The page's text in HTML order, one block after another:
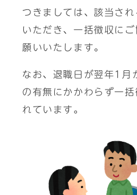
つきましては、該当さ
いただき、一括徴収に
願いいたします。
なお、退職日が翌年1月
の有無にかかわらず一
れています。